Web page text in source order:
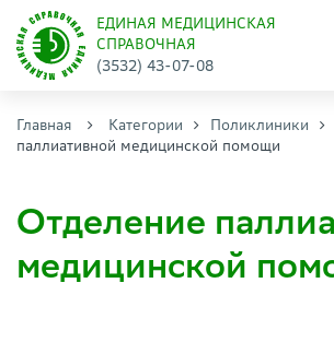
ЕДИНАЯ МЕДИЦИНСКАЯ
СПРАВОЧНАЯ
(3532) 43-07-08
Главная Категории Поликлиники
паллиативной медицинской помощи
Отделение
медицинской